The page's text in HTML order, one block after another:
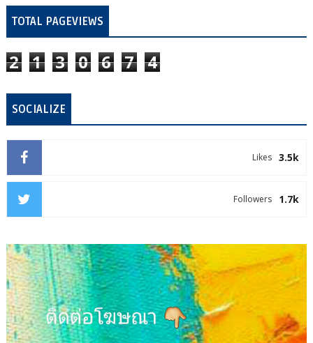
TOTAL PAGEVIEWS
2 1 3 0 6 7 4
SOCIALIZE
3.5k
Likes
1.7k
Followers